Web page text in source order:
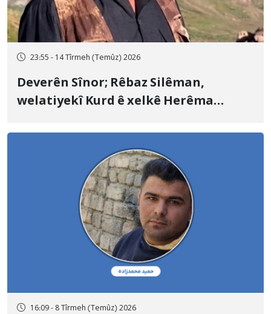
23:55 - 14 Tîrmeh (Temûz) 2026
Deverên Sînor; Rêbaz Silêman,
welatiyekî Kurd ê xelkê Herêma
Artêşa Pasdaran a Îranê hat kuştin
16:09 - 8 Tîrmeh (Temûz) 2026